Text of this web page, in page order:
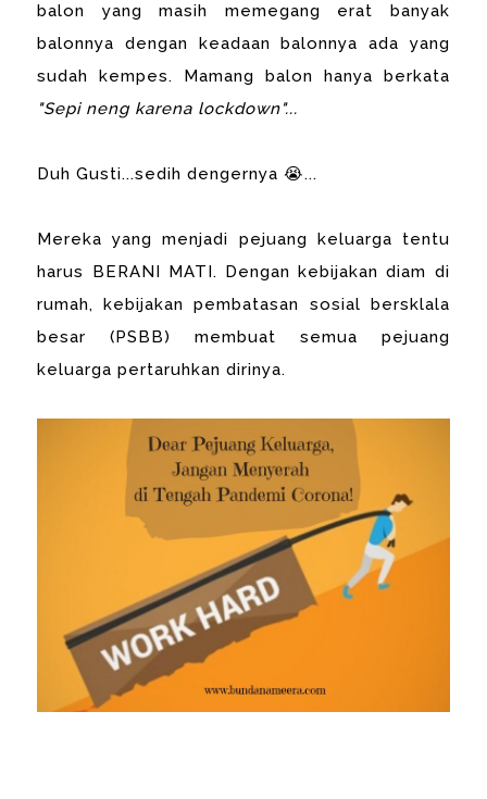
balon yang masih memegang erat banyak
balonnya dengan keadaan balonnya ada yang
sudah kempes. Mamang balon hanya berkata
"Sepi neng karena lockdown"...
Duh Gusti...sedih dengernya 😭...
Mereka yang menjadi pejuang keluarga tentu
harus BERANI MATI. Dengan kebijakan diam di
rumah, kebijakan pembatasan sosial bersklala
besar (PSBB) membuat semua pejuang
keluarga pertaruhkan dirinya.